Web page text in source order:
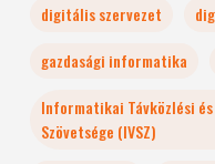
digitális szervezet
gazdasági informatika
Informatikai Távközlési
Szövetsége (IVSZ)